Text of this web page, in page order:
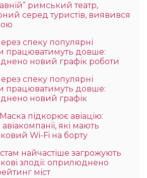
римський театр,
серед туристів, виявився
через спеку популярні
працюватимуть довше:
новий графік роботи
через спеку популярні
працюватимуть довше:
новий графік
підкорює авіацію:
які мають
Wi-Fi на борту
найчастіше загрожують
злодії: оприлюднено
міст